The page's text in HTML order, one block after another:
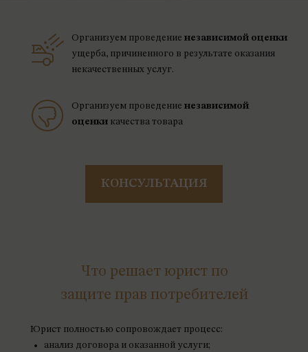
КОНСУЛЬТАЦИЯ
Организуем проведение независимой оценки
ущерба, причиненного в результате оказания
некачественных услуг.
Организуем проведение независимой
оценки качества товара
Что решает юрист по
защите прав потребителей
Юрист полностью сопровождает процесс:
анализ договора и оказанной услуги;